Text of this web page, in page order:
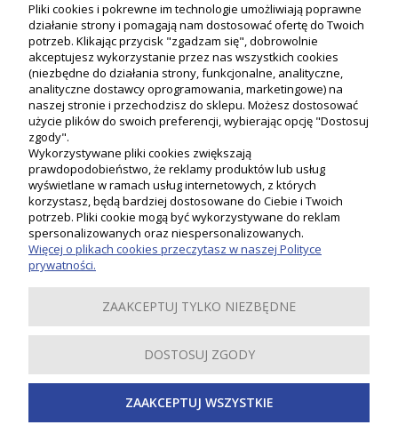
Moje konto
Informacje
O nas
Inspiracje
Pliki cookies i pokrewne im technologie umożliwiają poprawne
działanie strony i pomagają nam dostosować ofertę do Twoich
potrzeb. Klikając przycisk "zgadzam się", dobrowolnie
akceptujesz wykorzystanie przez nas wszystkich cookies
(niezbędne do działania strony, funkcjonalne, analityczne,
analityczne dostawcy oprogramowania, marketingowe) na
naszej stronie i przechodzisz do sklepu. Możesz dostosować
użycie plików do swoich preferencji, wybierając opcję "Dostosuj
zgody".
Wykorzystywane pliki cookies zwiększają
prawdopodobieństwo, że reklamy produktów lub usług
wyświetlane w ramach usług internetowych, z których
korzystasz, będą bardziej dostosowane do Ciebie i Twoich
potrzeb. Pliki cookie mogą być wykorzystywane do reklam
spersonalizowanych oraz niespersonalizowanych.
Więcej o plikach cookies przeczytasz w naszej Polityce
prywatności.
ZAAKCEPTUJ TYLKO NIEZBĘDNE
DOSTOSUJ ZGODY
ZAAKCEPTUJ WSZYSTKIE